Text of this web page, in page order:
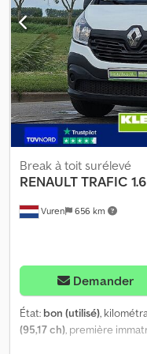
vitesse • Toit ouvrant
Vuren 656 km
Break à toit surélevé
RENAULTTRAFIC
Demander
État: bon (utilisé),
(95,17 ch), première